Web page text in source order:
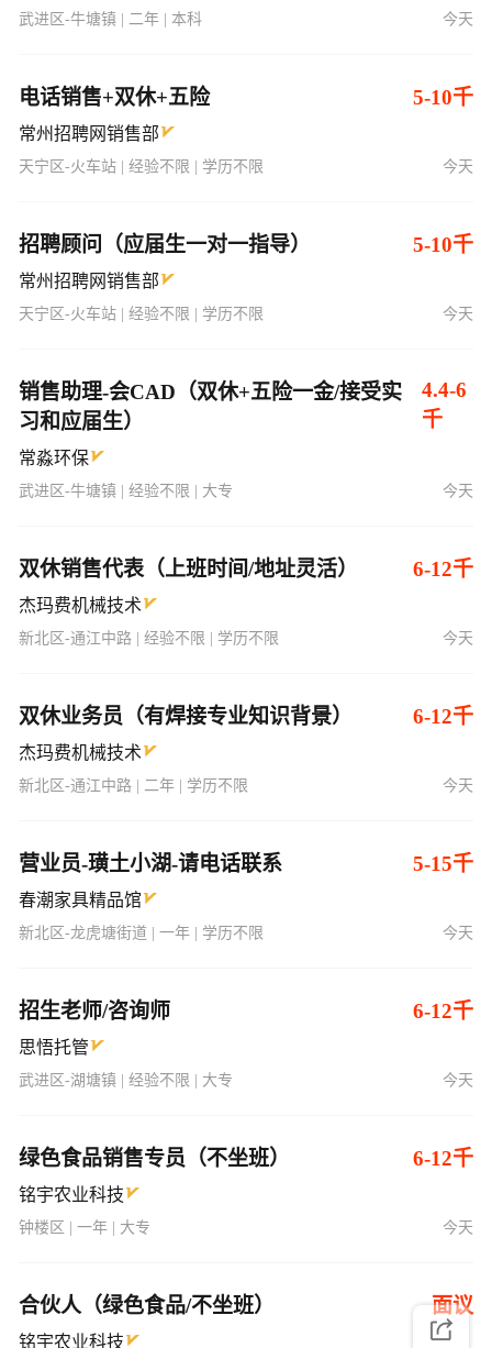
武进区-牛塘镇 | 二年 | 本科 今天
电话销售+双休+五险 5-10千
常州招聘网销售部
天宁区-火车站 | 经验不限 | 学历不限 今天
招聘顾问（应届生一对一指导） 5-10千
常州招聘网销售部
天宁区-火车站 | 经验不限 | 学历不限 今天
销售助理-会CAD（双休+五险一金/接受实
习和应届生）
4.4-6
千
常淼环保
武进区-牛塘镇 | 经验不限 | 大专 今天
双休销售代表（上班时间/地址灵活） 6-12千
杰玛费机械技术
新北区-通江中路 | 经验不限 | 学历不限 今天
双休业务员（有焊接专业知识背景） 6-12千
杰玛费机械技术
新北区-通江中路 | 二年 | 学历不限 今天
营业员-璜土小湖-请电话联系 5-15千
春潮家具精品馆
新北区-龙虎塘街道 | 一年 | 学历不限 今天
招生老师/咨询师 6-12千
思悟托管
武进区-湖塘镇 | 经验不限 | 大专 今天
绿色食品销售专员（不坐班） 6-12千
铭宇农业科技
钟楼区 | 一年 | 大专 今天
合伙人（绿色食品/不坐班） 面议
铭宇农业科技